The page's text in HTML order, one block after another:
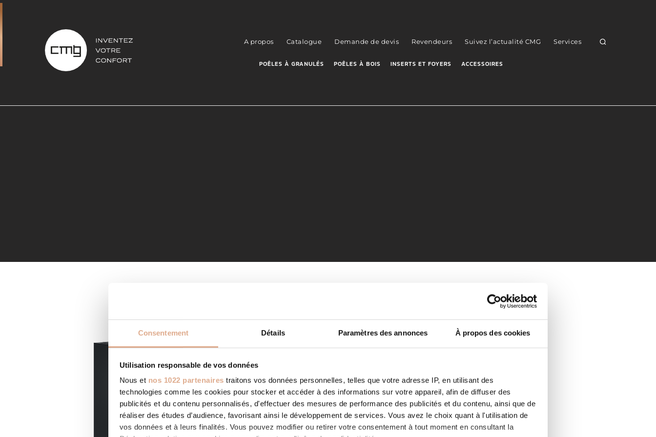
Consentement Détails Paramètres des annonces À propos des cookies
Utilisation responsable de vos données
Nous et nos 1022 partenaires traitons vos données personnelles, telles que votre adresse IP, en utilisant des
technologies comme les cookies pour stocker et accéder à des informations sur votre appareil, afin de diffuser des
publicités et du contenu personnalisés, d'effectuer des mesures de performance des publicités et du contenu, ainsi que de
réaliser des études d’audience, favorisant ainsi le développement de services. Vous avez le choix quant à l'utilisation de
vos données et à leurs finalités. Vous pouvez modifier ou retirer votre consentement à tout moment en consultant la
A propos Catalogue Demande de devis Revendeurs Suivez l’actualité CMG Services
POÊLES À GRANULÉS POÊLES À BOIS INSERTS ET FOYERS ACCESSOIRES